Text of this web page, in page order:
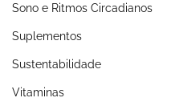
Sono e Ritmos Circadianos
Suplementos
Sustentabilidade
Vitaminas